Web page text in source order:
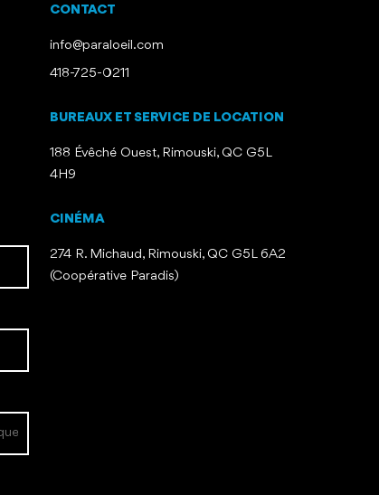
CONTACT
info@paraloeil.com
418-725-0211
BUREAUX ET SERVICE DE LOCATION
188 Évêché Ouest, Rimouski, QC G5L
4H9
CINÉMA
274 R. Michaud, Rimouski, QC G5L 6A2
(Coopérative Paradis)